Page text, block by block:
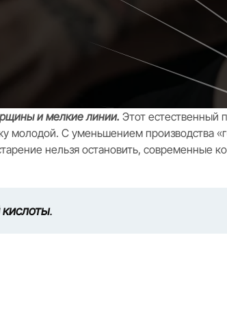
и мелкие линии. Этот естественный
молодой. С уменьшением производства
нельзя остановить, современные
кислоты.